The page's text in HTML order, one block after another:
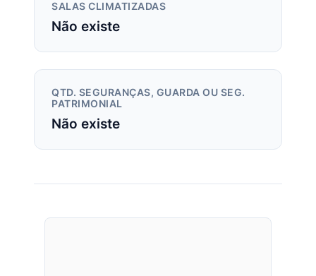
SALAS CLIMATIZADAS
Não existe
QTD. SEGURANÇAS, GUARDA OU SEG.
PATRIMONIAL
Não existe